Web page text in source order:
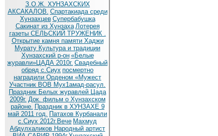
З.О.Ж. ХУНЗАХСКИХ
АКСАКАЛОВ. Спартакиада среди
Хунзахцев Супербабушка
Сакинат из Хунзаха Лотерея
газеты СЕЛЬСКИЙ ТРУЖЕНИК .
Открытие камня памяти Хаджи
Мурату Культура и традиции
Хунзахский р-он «Белые
журавли»ЦАДА 2010г. Cвадебный
обряд c.Сиух посмертно
наградили Орденом «Мужест
Участник ВОВ Мух1амад-расул.
Праздник Белых журавлей Цада
2009г. Док. фильм о Хунзахском
районе. Праздник в ХУНЗАХЕ 9
май 2011 год. Патахов Курбанали
с.Сиух 2012г.Вече Махмуд
Абдулхаликов Народный артист